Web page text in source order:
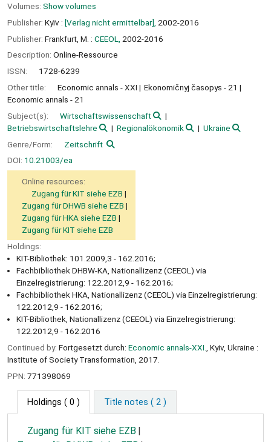
Volumes: Show volumes
Publisher: Kyïv : [Verlag nicht ermittelbar], 2002-2016
Publisher: Frankfurt, M. : CEEOL,
2002-2016
Description: Online-Ressource
ISSN:
1728-6239
Other title:
Economic annals - XXI
Ekonomičnyj časopys - 21
Economic annals - 21
Subject(s):
Wirtschaftswissenschaft
Betriebswirtschaftslehre
Regionalökonomik
Ukraine
Genre/Form:
Zeitschrift
DOI: 10.21003/ea
Online resources:
Zugang für KIT siehe EZB
Zugang für DHWB siehe EZB
Zugang für HKA siehe EZB
Zugang für KIT siehe EZB
Holdings:
KIT-Bibliothek: 101.2009,3 - 162.2016;
Fachbibliothek DHBW-KA, Nationallizenz (CEEOL) via
Einzelregistrierung: 122.2012,9 - 162.2016;
Fachbibliothek HKA, Nationallizenz (CEEOL) via Einzelregistrierung:
122.2012,9 - 162.2016;
KIT-Bibliothek, Nationallizenz (CEEOL) via Einzelregistrierung:
122.2012,9 - 162.2016
Continued by: Fortgesetzt durch: Economic annals-XXI.
, Kyiv, Ukraine :
Institute of Society Transformation, 2017.
PPN: 771398069
Holdings ( 0 ) Title notes ( 2 )
Zugang für KIT siehe EZB